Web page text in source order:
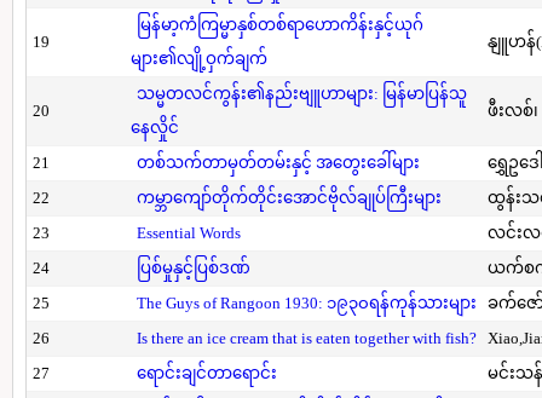
19
မြန်မာ့ကံကြမ္မာနှစ်တစ်ရာဟောကိန်းနှင့်ယုဂ်
များ၏လျို့ဝှက်ချက်
နျူဟန်
20
သမ္မတလင်ကွန်း၏နည်းဗျူဟာများ: မြန်မာပြန်သူ
နေလှိုင်
ဖီးလစ်
21 တစ်သက်တာမှတ်တမ်းနှင့် အတွေးခေါ်များ
ရွှေဥဒေ
22
ကမ္ဘာကျော်တိုက်တိုင်းအောင်ဗိုလ်ချုပ်ကြီးများ
ထွန်းသ
23
Essential Words
လင်းလ
24
ပြစ်မှုနှင့်ပြစ်ဒဏ်
ယက်စကီ
25
The Guys of Rangoon 1930: ၁၉၃၀ရန်ကုန်သားများ
ခက်ဇေ
26
Is there an ice cream that is eaten together with fish?
27
ရောင်းချင်တာရောင်း မင်းသ